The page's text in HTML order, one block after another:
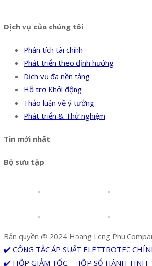
Dịch vụ của chúng tôi
Phân tích tài chính
Phát triển theo định hướng
Dịch vụ đa nền tảng
Hỗ trợ Khởi động
Thảo luận về ý tưởng
Phát triển & Thử nghiệm
Tin mới nhất
Bộ sưu tập
Bản quyền @ 2024 Hoang Long Phu
✔️ CÔNG TẮC ÁP SUẤT ELETTROTEC
✔️ HỘP GIẢM TỐC – HỘP SỐ HÀNH TINH